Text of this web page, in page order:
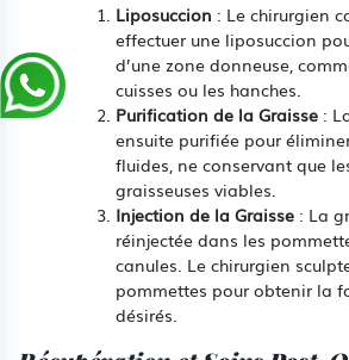
Liposuccion : Le chirurgien
effectuer une liposuccion
d’une zone donneuse,
cuisses ou les hanches.
Purification de la Graisse :
ensuite purifiée pour
fluides, ne conservant que
graisseuses viables.
Injection de la Graisse : La
réinjectée dans les
canules. Le chirurgien
pommettes pour obtenir la
désirés.